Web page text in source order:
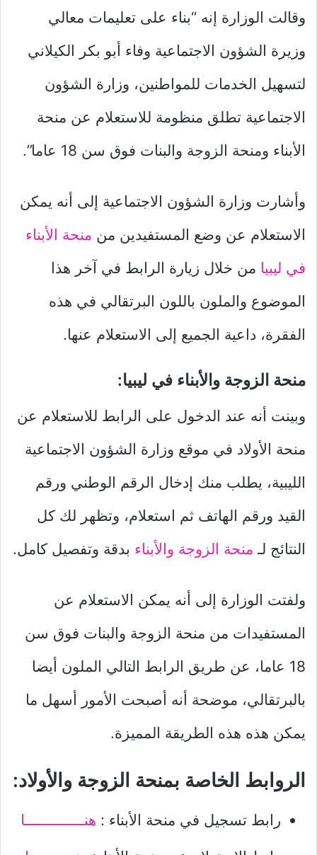
وقالت الوزارة إنه “بناء على تعليمات معالي
وزيرة الشؤون الاجتماعية وفاء أبو بكر الكيلاني
لتسهيل الخدمات للمواطنين، وزارة الشؤون
الاجتماعية تطلق منظومة للاستعلام عن منحة
الأبناء ومنحة الزوجة والبنات فوق سن 18 عاما”.
وأشارت وزارة الشؤون الاجتماعية إلى أنه يمكن
الاستعلام عن وضع المستفيدين من منحة الأبناء
في ليبيا من خلال زيارة الرابط في آخر هذا
الموضوع والملون باللون البرتقالي في هذه
الفقرة، داعية الجميع إلى الاستعلام عنها.
منحة الزوجة والأبناء في ليبيا:
وبينت أنه عند الدخول على الرابط للاستعلام عن
منحة الأولاد في موقع وزارة الشؤون الاجتماعية
الليبية، يطلب منك إدخال الرقم الوطني ورقم
القيد ورقم الهاتف ثم استعلام، وتظهر لك كل
النتائج لـمنحة الزوجة والأبناء بدقة وتفصيل كامل.
ولفتت الوزارة إلى أنه يمكن الاستعلام عن
المستفيدات من منحة الزوجة والبنات فوق سن
18 عاما، عن طريق الرابط التالي الملون أيضا
بالبرتقالي، موضحة أنه أصبحت الأمور أسهل ما
يمكن هذه هذه الطريقة المميزة.
الروابط الخاصة بمنحة الزوجة والأولاد:
رابط تسجيل في منحة الأبناء : هنــــــــــــــا